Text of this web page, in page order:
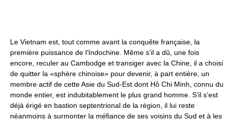
Le Vietnam est, tout comme avant la conquête française, la
première puissance de l’Indochine. Même s’il a dû, une fois
encore, reculer au Cambodge et transiger avec la Chine, il a choisi
de quitter la «sphère chinoise» pour devenir, à part entière, un
membre actif de cette Asie du Sud-Est dont Hô Chi Minh, connu du
monde entier, est indubitablement le plus grand homme. S’il s’est
déjà érigé en bastion septentrional de la région, il lui reste
néanmoins à surmonter la méfiance de ses voisins du Sud et à les